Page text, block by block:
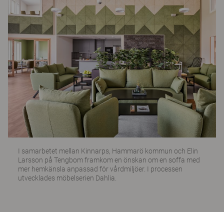
I samarbetet mellan Kinnarps, Hammarö kommun och Elin
Larsson på Tengbom framkom en önskan om en soffa med
mer hemkänsla anpassad för vårdmiljöer. I processen
utvecklades möbelserien Dahlia.